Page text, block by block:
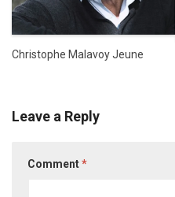
Christophe Malavoy Jeune
Leave a Reply
Comment*